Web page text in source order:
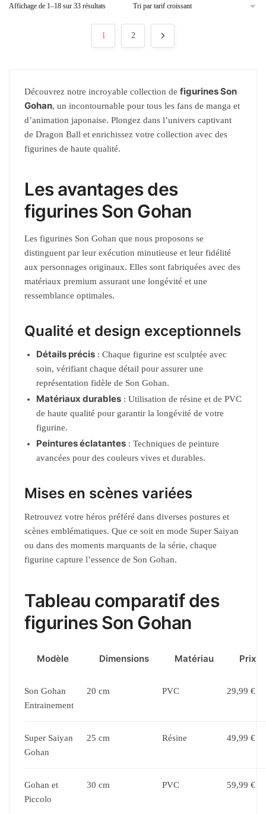
Affichage de 1–18 sur 33 résultats
1 2
Découvrez notre incroyable collection de figurines Son
Gohan, un incontournable pour tous les fans de manga et
d’animation japonaise. Plongez dans l’univers captivant
de Dragon Ball et enrichissez votre collection avec des
figurines de haute qualité.
Les avantages des
figurines Son Gohan
Les figurines Son Gohan que nous proposons se
distinguent par leur exécution minutieuse et leur fidélité
aux personnages originaux. Elles sont fabriquées avec des
matériaux premium assurant une longévité et une
ressemblance optimales.
Qualité et design exceptionnels
Détails précis : Chaque figurine est sculptée avec
soin, vérifiant chaque détail pour assurer une
représentation fidèle de Son Gohan.
Matériaux durables : Utilisation de résine et de PVC
de haute qualité pour garantir la longévité de votre
figurine.
Peintures éclatantes : Techniques de peinture
avancées pour des couleurs vives et durables.
Mises en scènes variées
Retrouvez votre héros préféré dans diverses postures et
scènes emblématiques. Que ce soit en mode Super Saiyan
ou dans des moments marquants de la série, chaque
figurine capture l’essence de Son Gohan.
Tableau comparatif des
figurines Son Gohan
Modèle Dimensions Matériau Prix
Son Gohan
Entrainement
20 cm PVC 29,99 €
Super Saiyan
Gohan
25 cm Résine 49,99 €
Gohan et
Piccolo
30 cm PVC 59,99 €